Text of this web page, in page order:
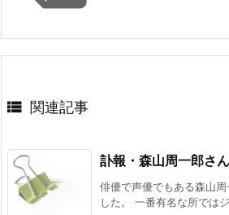
 関連記事
訃報・森山周一郎さん
俳優で声優でもある森山
した。 一番有名な所では